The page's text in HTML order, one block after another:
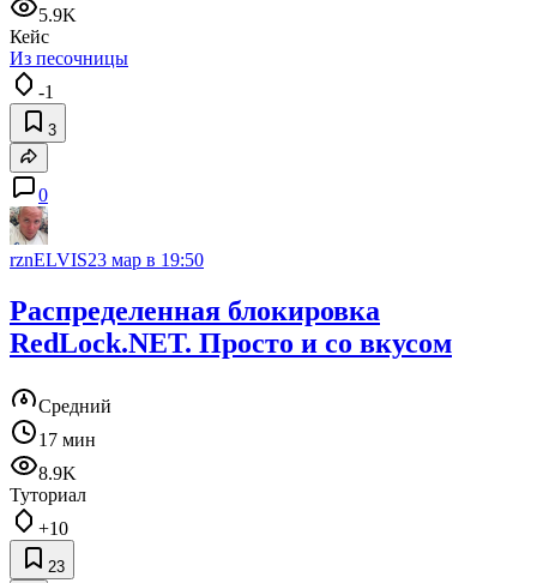
5.9K
Кейс
Из песочницы
-1
3
0
rznELVIS23 мар в 19:50
Распределенная блокировка
RedLock.NET. Просто и со вкусом
Средний
17 мин
8.9K
Туториал
+10
23